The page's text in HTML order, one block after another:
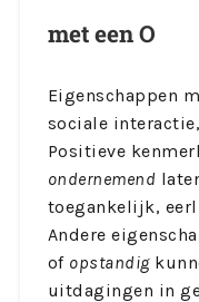
met een O
Eigenschappen
sociale
Positieve
ondernemend
toegankelijk,
Andere
of opstandig
uitdagingen in